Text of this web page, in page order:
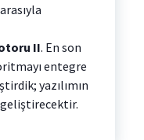
II. En son
entegre
yazılımın